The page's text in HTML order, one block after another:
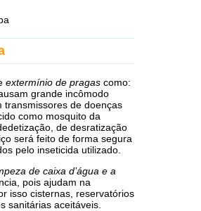
extermínio de pragas como:
grande incômodo
transmissores de doenças
como mosquito da
de desratização
será feito de forma segura
pelo inseticida utilizado.
de caixa d’água e a
pois ajudam na
isso cisternas, reservatórios
sanitárias aceitáveis.